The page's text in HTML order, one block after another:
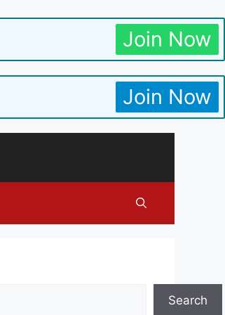
Join Now
Join Now
Search